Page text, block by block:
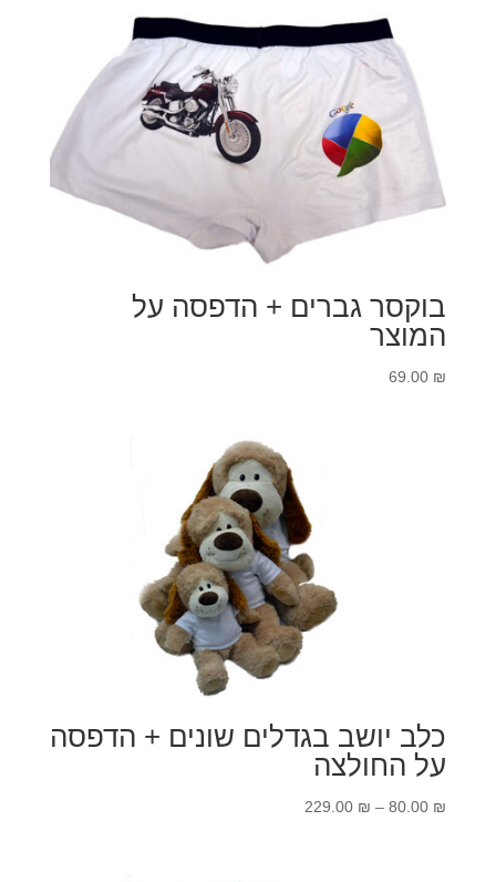
בוקסר גברים + הדפסה על
המוצר
69.00 ₪
כלב יושב בגדלים שונים + הדפסה
על החולצה
80.00 ₪
–
229.00 ₪
טווח